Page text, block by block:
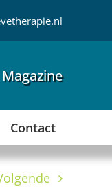
Contact